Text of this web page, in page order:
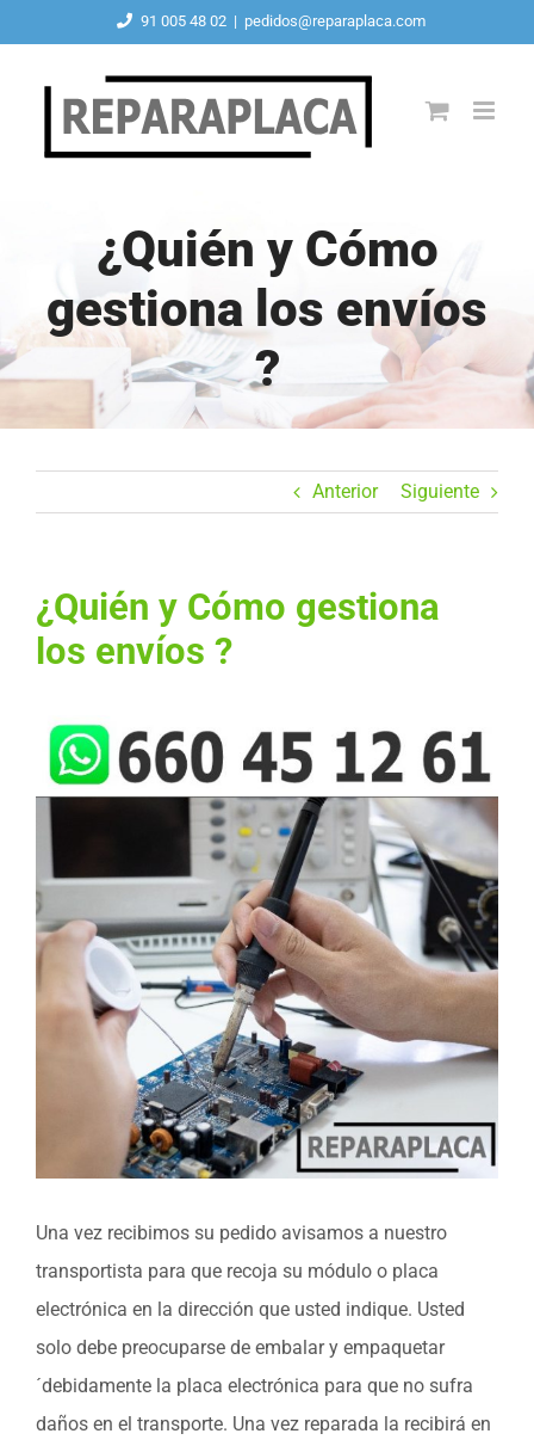
contenido
91 005 48 02 | pedidos@reparaplaca.com
¿Quién y Cómo
gestiona los envíos
?
Anterior Siguiente
¿Quién y Cómo gestiona
los envíos ?
Ver
imagen
más
grande
Una vez recibimos su pedido avisamos a nuestro
transportista para que recoja su módulo o placa
electrónica en la dirección que usted indique. Usted
solo debe preocuparse de embalar y empaquetar
´debidamente la placa electrónica para que no sufra
daños en el transporte. Una vez reparada la recibirá en